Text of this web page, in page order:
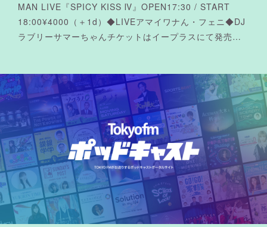
MAN LIVE『SPICY KISS Ⅳ』OPEN17:30 / START
18:00¥4000（＋1d）◆LIVEアマイワナん・フェニ◆DJ
ラブリーサマーちゃんチケットはイープラスにて発売…